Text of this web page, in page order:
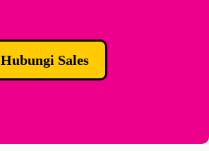
Hubungi Sales